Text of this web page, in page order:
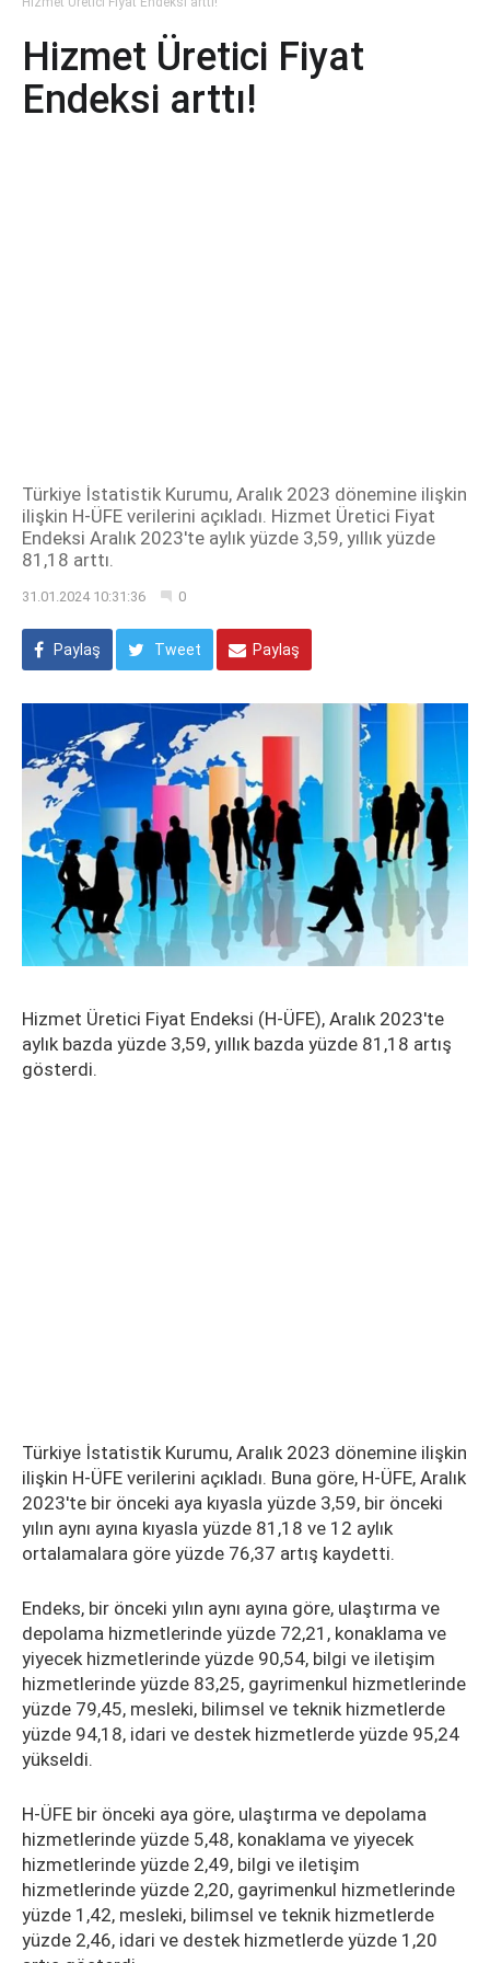
Hizmet Üretici Fiyat
Endeksi arttı!
Türkiye İstatistik Kurumu, Aralık 2023 dönemine ilişkin
ilişkin H-ÜFE verilerini açıkladı. Hizmet Üretici Fiyat
Endeksi Aralık 2023'te aylık yüzde 3,59, yıllık yüzde
81,18 arttı.
31.01.2024 10:31:36 0
Paylaş Tweet Paylaş
Hizmet Üretici Fiyat Endeksi (H-ÜFE), Aralık 2023'te
aylık bazda yüzde 3,59, yıllık bazda yüzde 81,18 artış
gösterdi.
Türkiye İstatistik Kurumu, Aralık 2023 dönemine ilişkin
ilişkin H-ÜFE verilerini açıkladı. Buna göre, H-ÜFE, Aralık
2023'te bir önceki aya kıyasla yüzde 3,59, bir önceki
yılın aynı ayına kıyasla yüzde 81,18 ve 12 aylık
ortalamalara göre yüzde 76,37 artış kaydetti.
Endeks, bir önceki yılın aynı ayına göre, ulaştırma ve
depolama hizmetlerinde yüzde 72,21, konaklama ve
yiyecek hizmetlerinde yüzde 90,54, bilgi ve iletişim
hizmetlerinde yüzde 83,25, gayrimenkul hizmetlerinde
yüzde 79,45, mesleki, bilimsel ve teknik hizmetlerde
yüzde 94,18, idari ve destek hizmetlerde yüzde 95,24
yükseldi.
H-ÜFE bir önceki aya göre, ulaştırma ve depolama
hizmetlerinde yüzde 5,48, konaklama ve yiyecek
hizmetlerinde yüzde 2,49, bilgi ve iletişim
hizmetlerinde yüzde 2,20, gayrimenkul hizmetlerinde
yüzde 1,42, mesleki, bilimsel ve teknik hizmetlerde
yüzde 2,46, idari ve destek hizmetlerde yüzde 1,20